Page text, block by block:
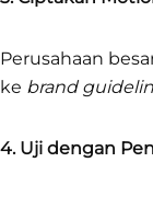
Perusahaan
ke brand
4. Uji dengan